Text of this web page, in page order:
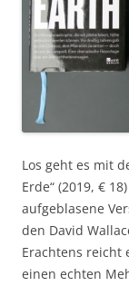
Los geht es mit
Erde“ (2019, €
aufgeblasene
den David
Erachtens reicht
einen echten